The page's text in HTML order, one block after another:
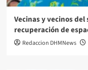
Vecinas y vecinos
recuperación de
Redaccion DHMNews